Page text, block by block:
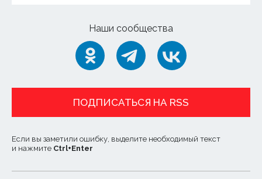
Наши сообщества
ПОДПИСАТЬСЯ НА RSS
Если вы заметили ошибку, выделите необходимый текст
и нажмите Ctrl+Enter